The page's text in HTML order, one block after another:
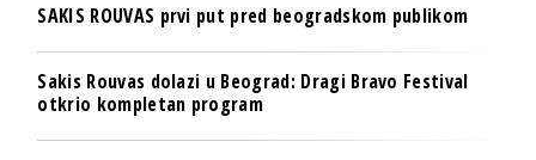
SAKIS ROUVAS prvi put pred beogradskom publikom
Sakis Rouvas dolazi u Beograd: Dragi Bravo Festival
otkrio kompletan program